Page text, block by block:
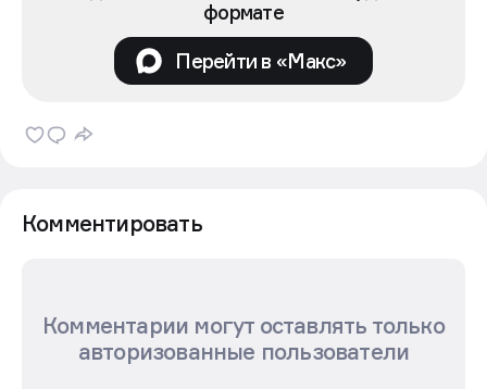
формате
Перейти в «Макс»
Комментировать
Комментарии могут оставлять только
авторизованные пользователи